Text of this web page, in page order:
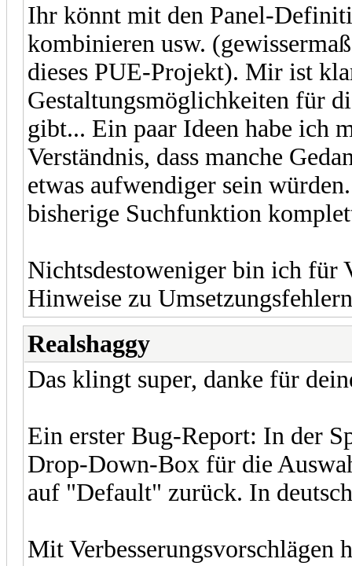
Ihr könnt mit den Panel-
kombinieren usw.
dieses PUE-Projekt). Mir ist
Gestaltungsmöglichkeiten für
gibt... Ein paar Ideen habe ich
Verständnis, dass manche
etwas aufwendiger sein
bisherige Suchfunktion
Nichtsdestoweniger bin ich für
Hinweise zu
Realshaggy
Das klingt super, danke für
Ein erster Bug-Report: In der
Drop-Down-Box für die
auf "Default" zurück. In
Mit